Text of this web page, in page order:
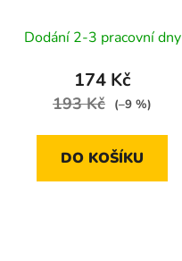
v palcových rozměrech
9 dílů | 1/16"-3/8"
Dodání 2-3 pracovní dny
174 Kč
193 Kč (–9 %)
DO KOŠÍKU